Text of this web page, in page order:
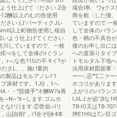
う仕上げて〈ださい.Z合
酬以上のむの告使用
さい.(J'パーティクJレ
以上町物告使用し槌自
いよう仕上げてください.
川していますので、一枚
べをして全体のrぐラン
:r~;な色'!1Gの不.!tイ?が
さL、。施i:!量的
製品はモルアノレl'1
床材です。1Jl)，1へ
・・"院後手"ネ酬W7a胃
~N~'lt~します.ゴムホ
なtリ)ます.②世似~Iリ
山[自削'，i'Í全ぞ{休4本
場合l率、ワyク
商を粗〈した憧
ていますので.一
して全体のバラ
色・柄の不具合
後のお申し出に
への直張りタイ
トモルタル下地
法用床材図面軍
ー一-.忌""ζ二ァ
ホコリがあリま
上がリのパラン
IJILJ:が必'2lな1
TB-IO又はTB-
押E1HIïは7ン目